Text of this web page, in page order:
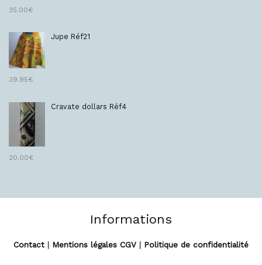
35.00€
Jupe Réf21
39.95€
Cravate dollars Réf4
20.00€
Informations
Contact | Mentions légales CGV | Politique de confidentialité